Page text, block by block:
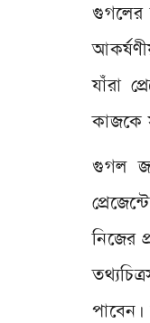
গুগলের
যাঁরা
কাজকে
গুগল
নিজের
পাবেন।